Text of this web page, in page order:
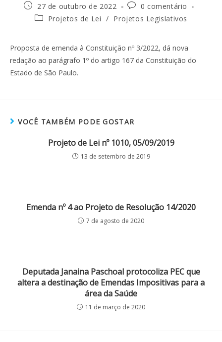
27 de outubro de 2022
0 comentário
Projetos de Lei / Projetos Legislativos
Proposta de emenda à Constituição nº 3/2022, dá nova
redação ao parágrafo 1º do artigo 167 da Constituição do
Estado de São Paulo.
VOCÊ TAMBÉM PODE GOSTAR
Projeto de Lei nº 1010, 05/09/2019
13 de setembro de 2019
Emenda nº 4 ao Projeto de Resolução 14/2020
7 de agosto de 2020
Deputada Janaina Paschoal protocoliza PEC que
altera a destinação de Emendas Impositivas para a
área da Saúde
11 de março de 2020